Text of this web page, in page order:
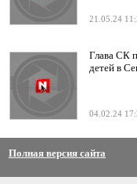
21.05.24
Глава СК
детей в
04.02.24
Полная версия сайта